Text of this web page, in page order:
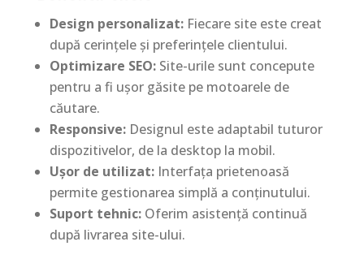
Design personalizat:Fiecare site este creat
după cerințele și preferințele clientului.
Optimizare SEO:Site-urile sunt concepute
pentru a fi ușor găsite pe motoarele de
căutare.
Responsive:Designul este adaptabil tuturor
dispozitivelor, de la desktop la mobil.
Ușor de utilizat:Interfața prietenoasă
permite gestionarea simplă a conținutului.
Suport tehnic:Oferim asistență continuă
după livrarea site-ului.